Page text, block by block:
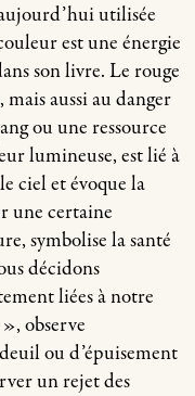
utilisée
est une énergie
son livre. Le rouge
mais aussi au danger
ou une ressource
lumineuse, est lié à
ciel et évoque la
une certaine
symbolise la santé
décidons
liées à notre
observe
ou d’épuisement
un rejet des